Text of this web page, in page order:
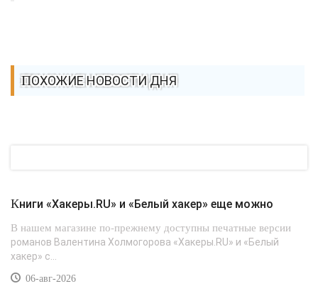
ПОХОЖИЕ НОВОСТИ ДНЯ
Книги «Хакеры.RU» и «Белый хакер» еще можно
В нашем магазине по-прежнему доступны печатные версии
романов Валентина Холмогорова «Хакеры.RU» и «Белый
хакер» с...
06-авг-2026